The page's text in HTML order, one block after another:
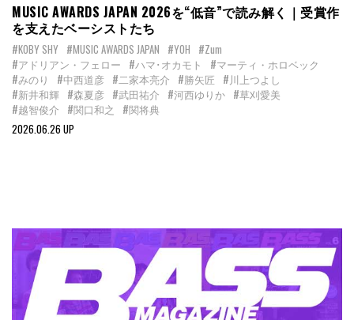
MUSIC AWARDS JAPAN 2026を“低音”で読み解く｜受賞作
を支えたベーシストたち
#KOBY SHY #MUSIC AWARDS JAPAN #YOH #Zum
#アドリアン・フェロー #ハマ･オカモト
#マーティ・ホロベック
#みのり
#中西道彦 #二家本亮介 #勝矢匠 #川上つよし
#新井和輝 #森夏彦 #武田祐介 #河西ゆりか #草刈愛美
#越智俊介 #関口和之
#関将典
2026.06.26 UP